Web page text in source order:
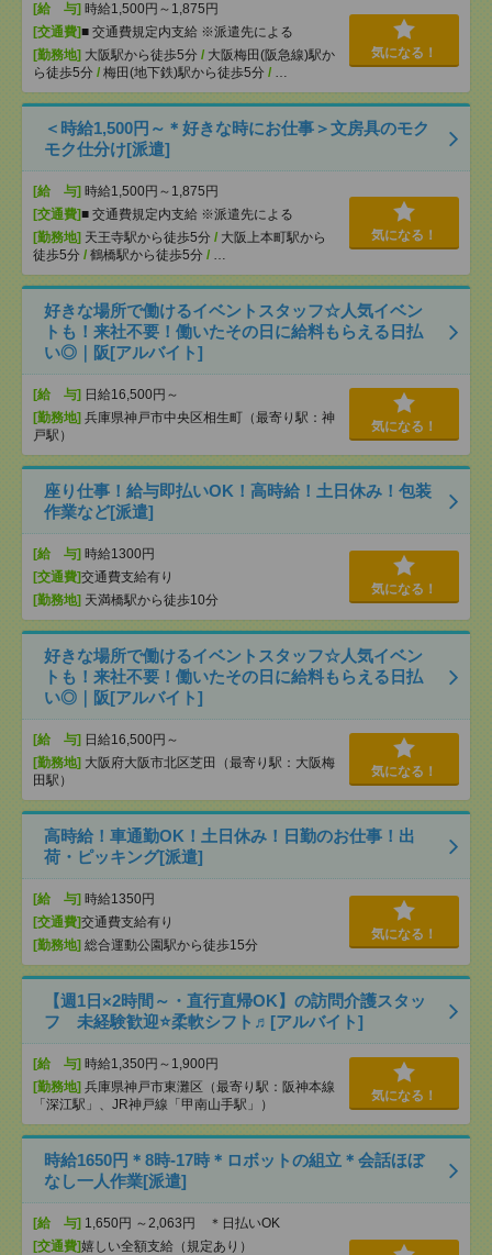
[給 与] 時給1,500円～1,875円
[交通費]■ 交通費規定内支給 ※派遣先による
[勤務地] 大阪駅から徒歩5分 / 大阪梅田(阪急線)駅か
ら徒歩5分 / 梅田(地下鉄)駅から徒歩5分 / …
気になる！
＜時給1,500円～＊好きな時にお仕事＞文房具のモク
モク仕分け[派遣]
[給 与] 時給1,500円～1,875円
[交通費]■ 交通費規定内支給 ※派遣先による
[勤務地] 天王寺駅から徒歩5分 / 大阪上本町駅から
徒歩5分 / 鶴橋駅から徒歩5分 / …
気になる！
好きな場所で働けるイベントスタッフ☆人気イベン
トも！来社不要！働いたその日に給料もらえる日払
い◎｜阪[アルバイト]
[給 与] 日給16,500円～
[勤務地] 兵庫県神戸市中央区相生町（最寄り駅：神
戸駅）
気になる！
座り仕事！給与即払いOK！高時給！土日休み！包装
作業など[派遣]
[給 与] 時給1300円
[交通費]交通費支給有り
[勤務地] 天満橋駅から徒歩10分
気になる！
好きな場所で働けるイベントスタッフ☆人気イベン
トも！来社不要！働いたその日に給料もらえる日払
い◎｜阪[アルバイト]
[給 与] 日給16,500円～
[勤務地] 大阪府大阪市北区芝田（最寄り駅：大阪梅
田駅）
気になる！
高時給！車通勤OK！土日休み！日勤のお仕事！出
荷・ピッキング[派遣]
[給 与] 時給1350円
[交通費]交通費支給有り
[勤務地] 総合運動公園駅から徒歩15分
気になる！
【週1日×2時間～・直行直帰OK】の訪問介護スタッ
フ 未経験歓迎⭐柔軟シフト♬[アルバイト]
[給 与] 時給1,350円～1,900円
[勤務地] 兵庫県神戸市東灘区（最寄り駅：阪神本線
「深江駅」、JR神戸線「甲南山手駅」）
気になる！
時給1650円＊8時-17時＊ロボットの組立＊会話ほぼ
なし一人作業[派遣]
[給 与] 1,650円 ～2,063円 ＊日払いOK
[交通費]嬉しい全額支給（規定あり）